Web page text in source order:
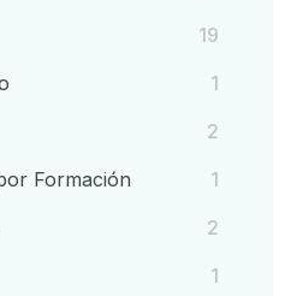
19
1
2
Formación
1
2
1